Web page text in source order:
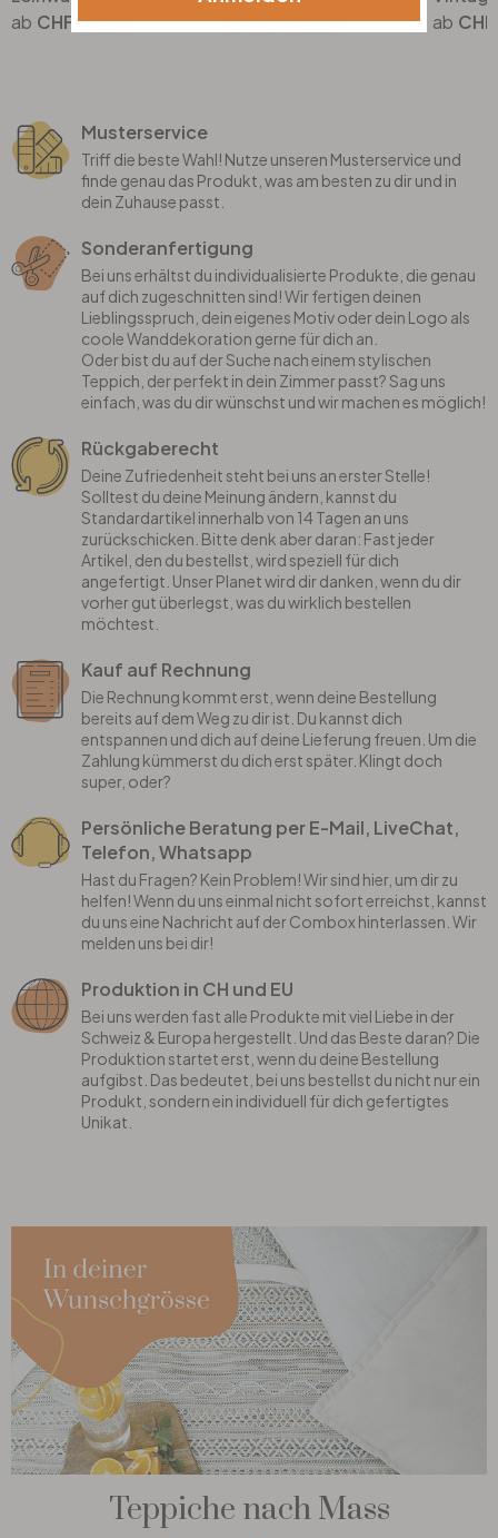
CHF 36.90
CHF 64.90
Musterservice
Triff die beste Wahl! Nutze unseren Musterservice und
finde genau das Produkt, was am besten zu dir und in
dein Zuhause passt.
Sonderanfertigung
Bei uns erhältst du individualisierte Produkte, die genau
auf dich zugeschnitten sind! Wir fertigen deinen
Lieblingsspruch, dein eigenes Motiv oder dein Logo als
coole Wanddekoration gerne für dich an.
Oder bist du auf der Suche nach einem stylischen
Teppich, der perfekt in dein Zimmer passt? Sag uns
einfach, was du dir wünschst und wir machen es möglich!
Rückgaberecht
Deine Zufriedenheit steht bei uns an erster Stelle!
Solltest du deine Meinung ändern, kannst du
Standardartikel innerhalb von 14 Tagen an uns
zurückschicken. Bitte denk aber daran: Fast jeder
Artikel, den du bestellst, wird speziell für dich
angefertigt. Unser Planet wird dir danken, wenn du dir
vorher gut überlegst, was du wirklich bestellen
möchtest.
Kauf auf Rechnung
Die Rechnung kommt erst, wenn deine Bestellung
bereits auf dem Weg zu dir ist. Du kannst dich
entspannen und dich auf deine Lieferung freuen. Um die
Zahlung kümmerst du dich erst später. Klingt doch
super, oder?
Persönliche Beratung per E-Mail, LiveChat,
Telefon, Whatsapp
Hast du Fragen? Kein Problem! Wir sind hier, um dir zu
helfen! Wenn du uns einmal nicht sofort erreichst, kannst
du uns eine Nachricht auf der Combox hinterlassen. Wir
melden uns bei dir!
Produktion in CH und EU
Bei uns werden fast alle Produkte mit viel Liebe in der
Schweiz & Europa hergestellt. Und das Beste daran? Die
Produktion startet erst, wenn du deine Bestellung
aufgibst. Das bedeutet, bei uns bestellst du nicht nur ein
Produkt, sondern ein individuell für dich gefertigtes
Unikat.
Teppiche nach Mass